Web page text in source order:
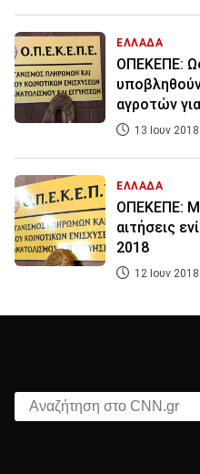
ΕΛΛΑΔΑ
ΟΠΕΚΕΠΕ:
αγροτών
13 Ιουν
ΕΛΛΑΔΑ
ΟΠΕΚΕΠΕ:
αιτήσεις
2018
12 Ιουν
Αναζήτηση στο CNN.gr